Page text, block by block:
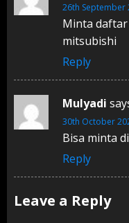
26th September
Minta
mitsubishi
Reply
Mulyadi
30th October
Bisa minta
Reply
Leave a Reply